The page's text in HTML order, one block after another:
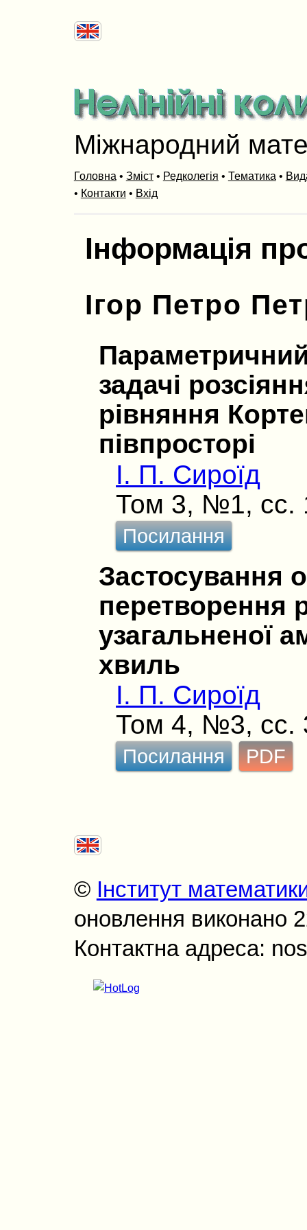
Міжнародний
Головна • Зміст• Редколегія • Тематика •
• Контакти • Вхід
Інформація
Ігор Петро
задачі
рівняння
півпросторі
І. П. Сироїд
Том 3, №1, сс.
Посилання
Застосування
перетворення
узагальненої
хвиль
І. П. Сироїд
Том 4, №3, сс.
Посилання PDF
© Інститут
оновлення виконано
Контактна адреса: